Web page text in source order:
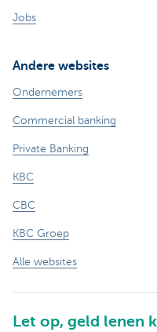
Jobs
Andere websites
Ondernemers
Commercial banking
Private Banking
KBC
CBC
KBC Groep
Alle websites
Let op, geld lenen